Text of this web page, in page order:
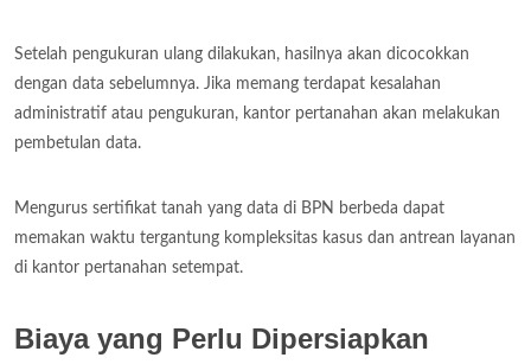
Setelah pengukuran ulang dilakukan, hasilnya akan dicocokkan
dengan data sebelumnya. Jika memang terdapat kesalahan
administratif atau pengukuran, kantor pertanahan akan melakukan
pembetulan data.
Mengurus sertifikat tanah yang data di BPN berbeda dapat
memakan waktu tergantung kompleksitas kasus dan antrean layanan
di kantor pertanahan setempat.
Biaya yang Perlu Dipersiapkan